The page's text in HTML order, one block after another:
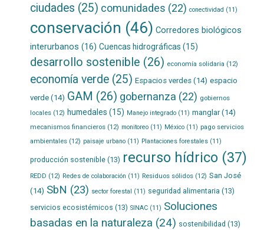
ciudades (25) comunidades (22) conectividad (11)
conservación (46) Corredores biológicos
interurbanos (16) Cuencas hidrográficas (15)
desarrollo sostenible (26) economía solidaria (12)
economía verde(25) Espacios verdes(14) espacio
verde(14) GAM (26) gobernanza (22) gobiernos
locales(12) humedales (15) Manejo integrado(11) manglar(14)
mecanismos financieros(12) monitoreo(11) México(11) pago servicios
ambientales(12) paisaje urbano(11) Plantaciones forestales(11)
producción sostenible(13) recurso hídrico(37)
REDD (12) Redes de colaboración (11) Residuos sólidos(12) San José
(14) SbN (23) sector forestal (11) seguridad alimentaria (13)
servicios ecosistémicos (13) SINAC(11) Soluciones
basadas en la naturaleza (24) sostenibilidad (13)